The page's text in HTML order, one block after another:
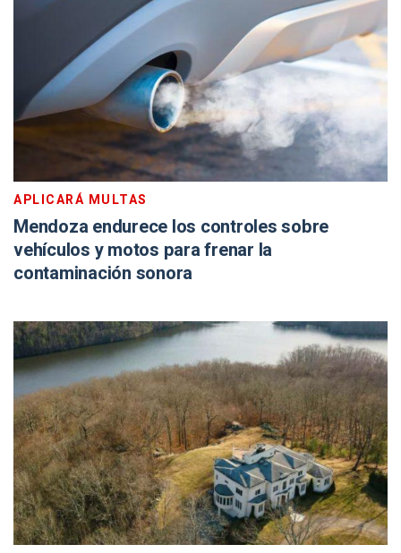
APLICARÁ MULTAS
Mendoza endurece los controles sobre
vehículos y motos para frenar la
contaminación sonora